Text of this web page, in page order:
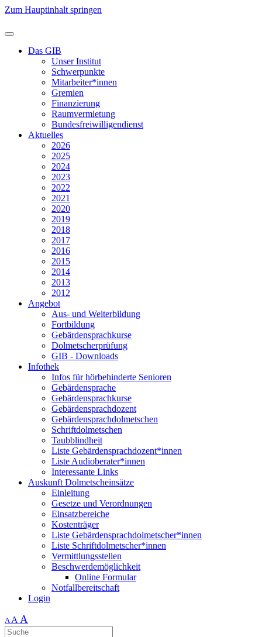
Zum Hauptinhalt springen
Das GIB
Unser Institut
Schwerpunkte
Mitarbeiter*innen
Gremien
Finanzierung
Raumvermietung
Bundesfreiwilligendienst
Aktuelles
2026
2025
2024
2023
2022
2021
2020
2019
2018
2017
2016
2015
2014
2013
2012
Angebot
Aus- und Weiterbildung
Fortbildung
Gebärdensprachkurse
Dolmetscherprüfung
GIB - Downloads
Infothek
Infos für hörbehinderte Senioren
Gebärdensprache
Gebärdensprachkurse
Gebärdensprachdozent
Gebärdensprachdolmetschen
Schriftdolmetschen
Taubblindheit
Liste Gebärdensprachdozent*innen
Liste Audioberater*innen
Interessante Links
Auskunft Dolmetscheinsätze
Einleitung
Gesetze und Verordnungen
Einsatzbereiche
Kostenträger
Liste Gebärdensprachdolmetscher*innen
Liste Schriftdolmetscher*innen
Vermittlungsstellen
Beschwerdemöglichkeit
Online Formular
Notfallbereitschaft
Login
AA A